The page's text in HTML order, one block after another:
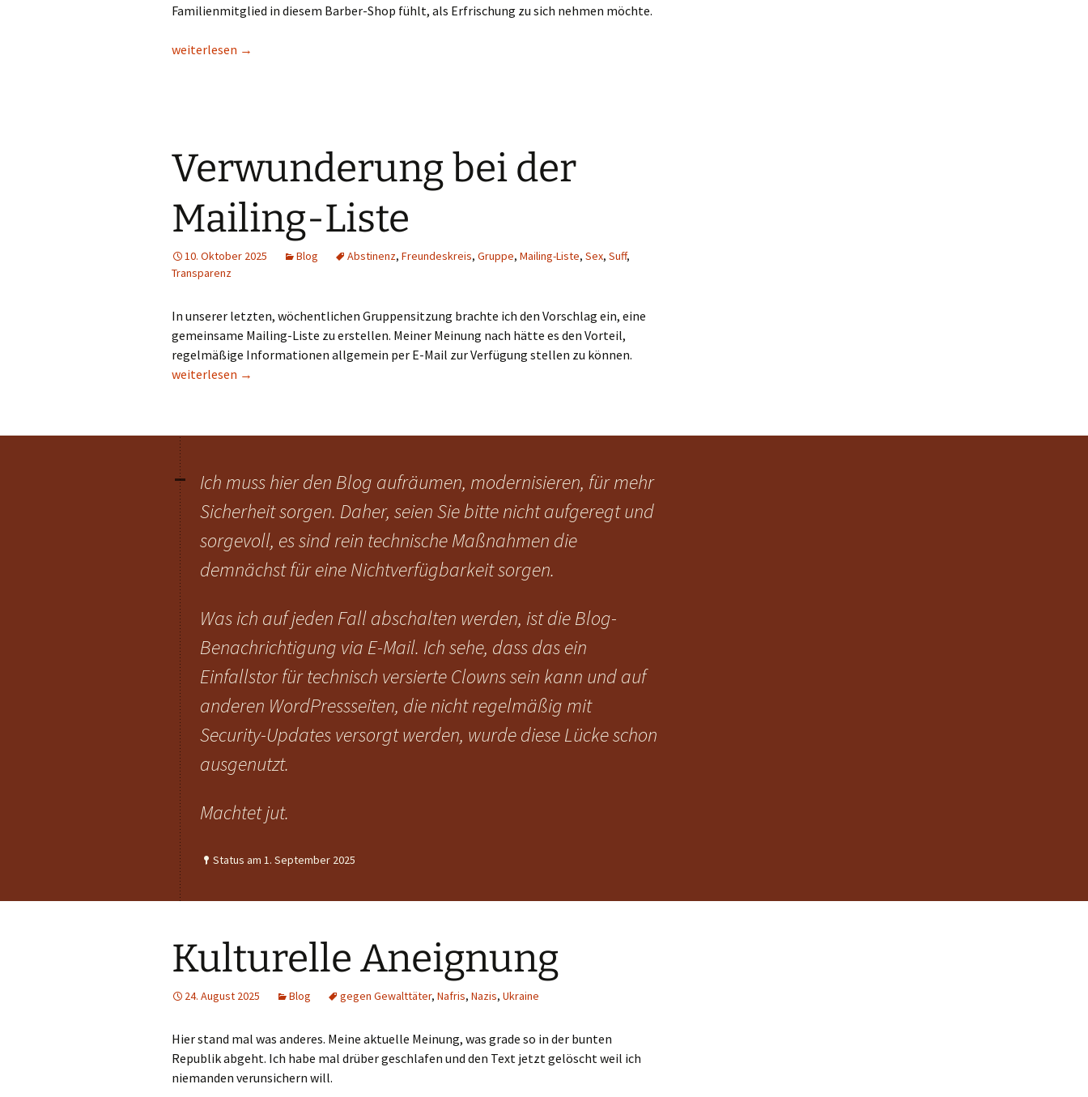
Familienmitglied in diesem Barber-Shop fühlt, als Erfrischung zu sich nehmen möchte.
Weihnachten
weiterlesen →
Verwunderung bei der
Mailing-Liste
10. Oktober 2025 Blog Abstinenz, Freundeskreis, Gruppe, Mailing-Liste, Sex, Suff,
Transparenz
In unserer letzten, wöchentlichen Gruppensitzung brachte ich den Vorschlag ein, eine
gemeinsame Mailing-Liste zu erstellen. Meiner Meinung nach hätte es den Vorteil,
regelmäßige Informationen allgemein per E-Mail zur Verfügung stellen zu können.
Verwunderung bei der Mailing-Liste
weiterlesen →
Ich muss hier den Blog aufräumen, modernisieren, für mehr
Sicherheit sorgen. Daher, seien Sie bitte nicht aufgeregt und
sorgevoll, es sind rein technische Maßnahmen die
demnächst für eine Nichtverfügbarkeit sorgen.
Was ich auf jeden Fall abschalten werden, ist die Blog-
Benachrichtigung via E-Mail. Ich sehe, dass das ein
Einfallstor für technisch versierte Clowns sein kann und auf
anderen WordPressseiten, die nicht regelmäßig mit
Security-Updates versorgt werden, wurde diese Lücke schon
ausgenutzt.
Machtet jut.
Status am 1. September 2025
Kulturelle Aneignung
24. August 2025 Blog gegen Gewalttäter, Nafris, Nazis, Ukraine
Hier stand mal was anderes. Meine aktuelle Meinung, was grade so in der bunten
Republik abgeht. Ich habe mal drüber geschlafen und den Text jetzt gelöscht weil ich
niemanden verunsichern will.